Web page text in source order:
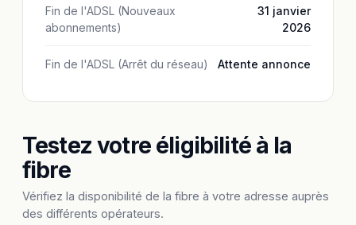
Fin de l'ADSL (Nouveaux
abonnements)
31 janvier
2026
Fin de l'ADSL (Arrêt du réseau) Attente annonce
Testez votre éligibilité à la
fibre
Vérifiez la disponibilité de la fibre à votre adresse auprès
des différents opérateurs.